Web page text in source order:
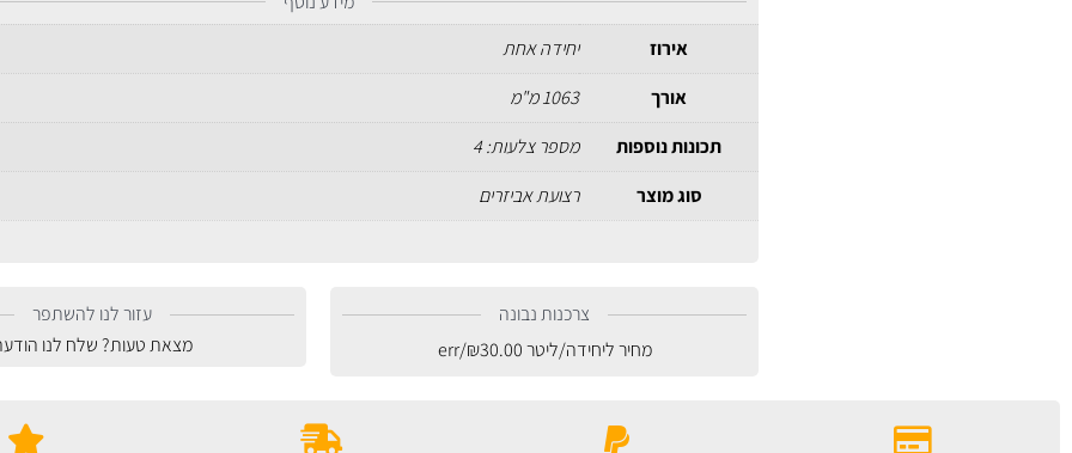
אירוז
יחידה אחת
אורך
1063 מ"מ
תכונות נוספות
מספר צלעות: 4
סוג מוצר
רצועת אביזרים
צרכנות נבונה
מחיר ליחידה/ליטר
₪30.00
/err
עזור לנו להשתפר
מצאת טעות? שלח לנו